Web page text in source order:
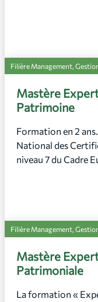
Filière Management,
Mastère
Patrimoine
Formation en 2
National des
niveau 7 du Cadre
Filière Management,
Mastère
Patrimoniale
La formation «